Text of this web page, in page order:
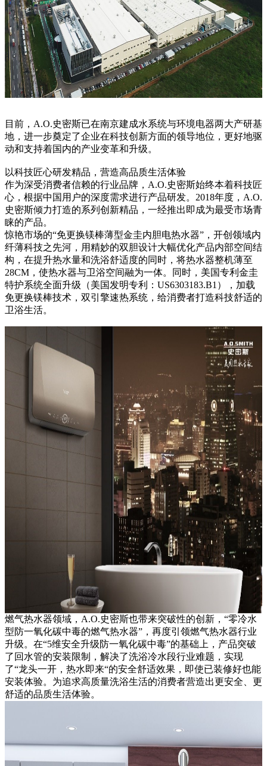
目前，A.O.史密斯已在南京建成水系统与环境电器两大产研基
地，进一步奠定了企业在科技创新方面的领导地位，更好地驱
动和支持着国内的产业变革和升级。
以科技匠心研发精品，营造高品质生活体验
作为深受消费者信赖的行业品牌，A.O.史密斯始终本着科技匠
心，根据中国用户的深度需求进行产品研发。2018年度，A.O.
史密斯倾力打造的系列创新精品，一经推出即成为最受市场青
睐的产品。
惊艳市场的“免更换镁棒薄型金圭内胆电热水器”，开创领域内
纤薄科技之先河，用精妙的双胆设计大幅优化产品内部空间结
构，在提升热水量和洗浴舒适度的同时，将热水器整机薄至
28CM，使热水器与卫浴空间融为一体。同时，美国专利金圭
特护系统全面升级（美国发明专利：US6303183.B1），加载
免更换镁棒技术，双引擎速热系统，给消费者打造科技舒适的
卫浴生活。
燃气热水器领域，A.O.史密斯也带来突破性的创新，“零冷水
型防一氧化碳中毒的燃气热水器”，再度引领燃气热水器行业
升级。在“5维安全升级防一氧化碳中毒”的基础上，产品突破
了回水管的安装限制，解决了洗浴冷水段行业难题，实现
了“龙头一开，热水即来“的安全舒适效果，即使已装修好也能
安装体验。为追求高质量洗浴生活的消费者营造出更安全、更
舒适的品质生活体验。